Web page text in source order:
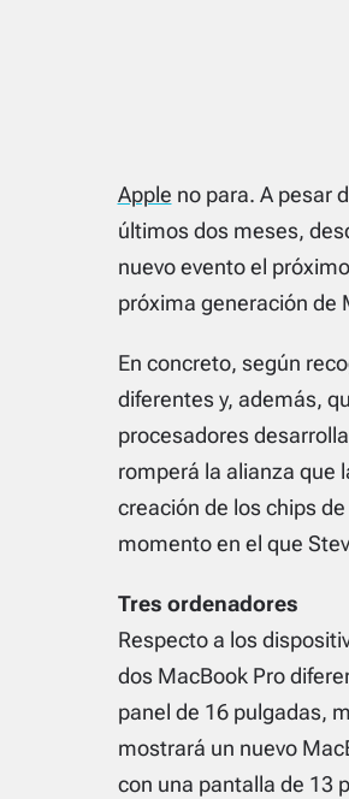
Apple no para. A pesar
últimos dos meses,
nuevo evento el
próxima generación de
En concreto, según
diferentes y, además,
procesadores
romperá la alianza que
creación de los chips
momento en el que
Tres ordenadores
Respecto a los
dos MacBook Pro
panel de 16 pulgadas,
mostrará un nuevo
con una pantalla de 13